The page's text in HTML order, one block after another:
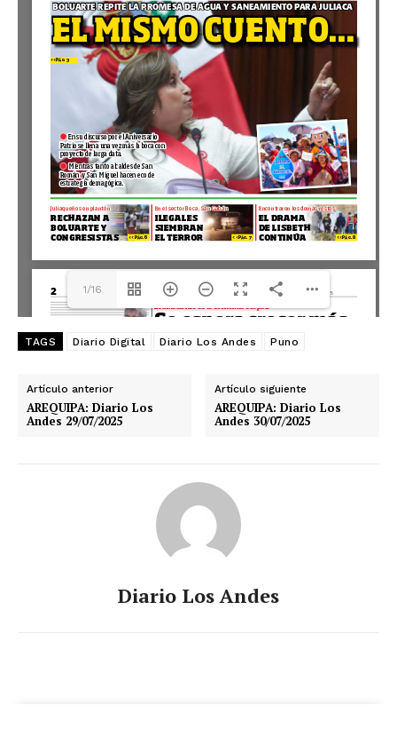
1/16
TAGS Diario Digital Diario Los Andes Puno
Artículo anterior
AREQUIPA: Diario Los
Andes 29/07/2025
Artículo siguiente
AREQUIPA: Diario Los
Andes 30/07/2025
Diario Los Andes